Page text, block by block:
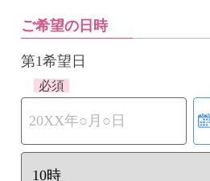
ご希望の日時
第1希望日
必須